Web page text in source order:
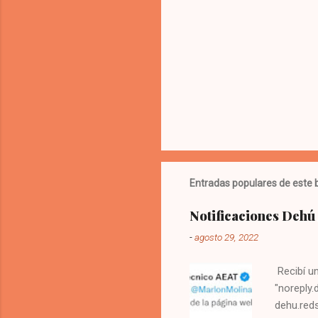
Entradas populares de este
Notificaciones
-agosto 29, 2022
Recibí